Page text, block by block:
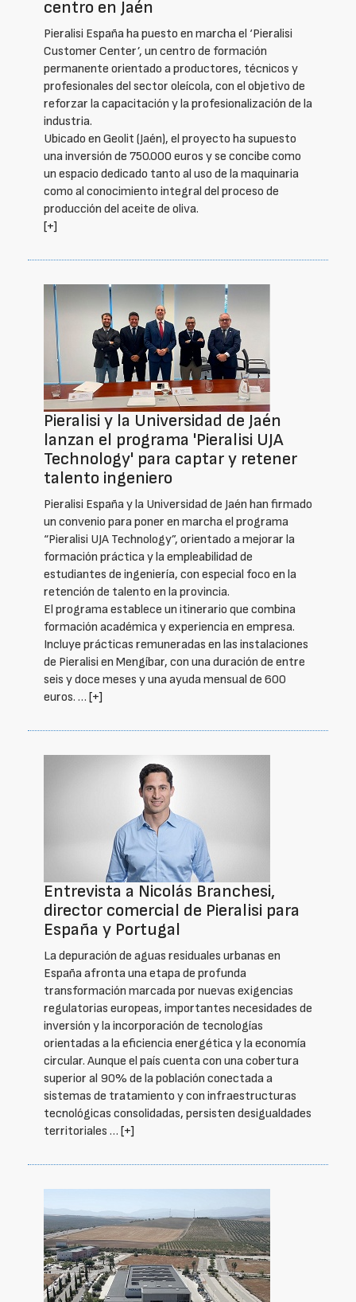
centro en Jaén
Pieralisi España ha puesto en marcha el ‘Pieralisi
Customer Center’, un centro de formación
permanente orientado a productores, técnicos y
profesionales del sector oleícola, con el objetivo de
reforzar la capacitación y la profesionalización de la
industria.
Ubicado en Geolit (Jaén), el proyecto ha supuesto
una inversión de 750.000 euros y se concibe como
un espacio dedicado tanto al uso de la maquinaria
como al conocimiento integral del proceso de
producción del aceite de oliva.
[+]
Pieralisi y la Universidad de Jaén
lanzan el programa 'Pieralisi UJA
Technology' para captar y retener
talento ingeniero
Pieralisi España y la Universidad de Jaén han firmado
un convenio para poner en marcha el programa
“Pieralisi UJA Technology”, orientado a mejorar la
formación práctica y la empleabilidad de
estudiantes de ingeniería, con especial foco en la
retención de talento en la provincia.
El programa establece un itinerario que combina
formación académica y experiencia en empresa.
Incluye prácticas remuneradas en las instalaciones
de Pieralisi en Mengíbar, con una duración de entre
seis y doce meses y una ayuda mensual de 600
euros. … [+]
Entrevista a Nicolás Branchesi,
director comercial de Pieralisi para
España y Portugal
La depuración de aguas residuales urbanas en
España afronta una etapa de profunda
transformación marcada por nuevas exigencias
regulatorias europeas, importantes necesidades de
inversión y la incorporación de tecnologías
orientadas a la eficiencia energética y la economía
circular. Aunque el país cuenta con una cobertura
superior al 90% de la población conectada a
sistemas de tratamiento y con infraestructuras
tecnológicas consolidadas, persisten desigualdades
territoriales … [+]